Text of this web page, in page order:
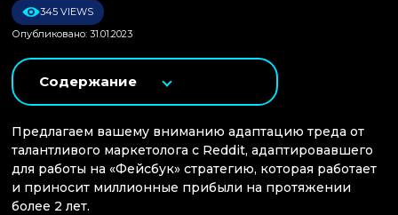
345 VIEWS
Опубликовано: 31.01.2023
Содержание
Предлагаем вашему вниманию адаптацию треда от
талантливого маркетолога с Reddit, адаптировавшего
для работы на «Фейсбук» стратегию, которая работает
и приносит миллионные прибыли на протяжении
более 2 лет.